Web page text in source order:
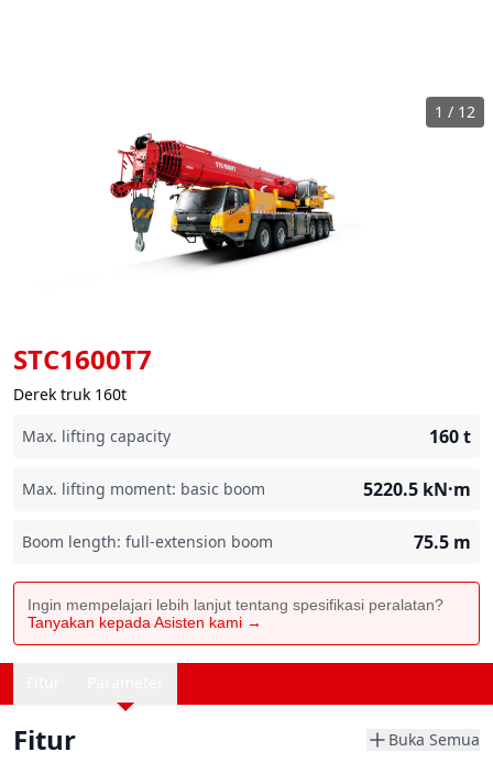
STC1600T7
Derek truk 160t
Max. lifting capacity
160t
Max. lifting moment: basic boom 5220.5 kN·m
Boom length: full-extension boom 75.5 m
Ingin mempelajari lebih lanjut tentang spesifikasi peralatan?
Tanyakan kepada Asisten kami →
1 / 12
Fitur Buka Semua